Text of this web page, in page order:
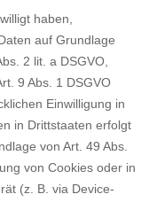
haben,
auf Grundlage
2 lit. a DSGVO,
9 Abs. 1 DSGVO
Einwilligung in
in Drittstaaten erfolgt
von Art. 49 Abs.
von Cookies oder in
(z. B. via Device-